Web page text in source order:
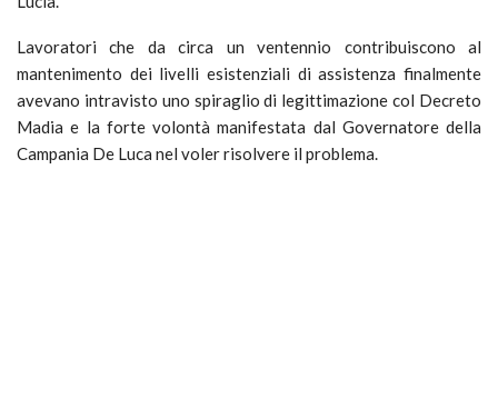
Lavoratori che da circa un ventennio contribuiscono al
mantenimento dei livelli esistenziali di assistenza finalmente
avevano intravisto uno spiraglio di legittimazione col Decreto
Madia e la forte volontà manifestata dal Governatore della
Campania De Luca nel voler risolvere il problema.